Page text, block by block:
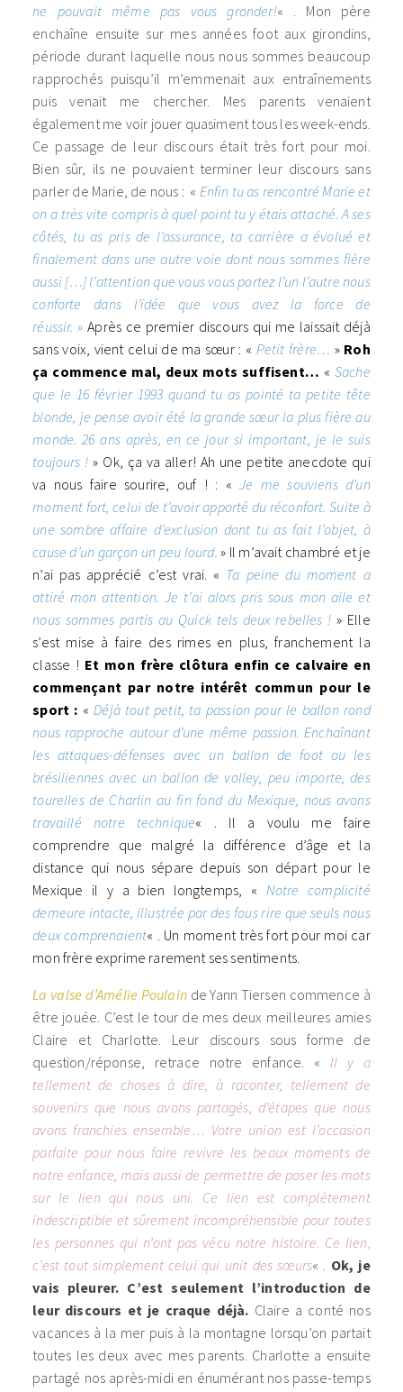
ne pouvait même pas vous gronder!« . Mon père
enchaîne ensuite sur mes années foot aux girondins,
période durant laquelle nous nous sommes beaucoup
rapprochés puisqu’il m’emmenait aux entraînements
puis venait me chercher. Mes parents venaient
également me voir jouer quasiment tous les week-ends.
Ce passage de leur discours était très fort pour moi.
Bien sûr, ils ne pouvaient terminer leur discours sans
parler de Marie, de nous : « Enfin tu as rencontré Marie et
on a très vite compris à quel point tu y étais attaché. A ses
côtés, tu as pris de l’assurance, ta carrière a évolué et
finalement dans une autre voie dont nous sommes fière
aussi […] l’attention que vous vous portez l’un l’autre nous
conforte dans l’idée que vous avez la force de
réussir. » Après ce premier discours qui me laissait déjà
sans voix, vient celui de ma sœur : « Petit frère… » Roh
ça commence mal, deux mots suffisent… « Sache
que le 16 février 1993 quand tu as pointé ta petite tête
blonde, je pense avoir été la grande sœur la plus fière au
monde. 26 ans après, en ce jour si important, je le suis
toujours ! » Ok, ça va aller! Ah une petite anecdote qui
va nous faire sourire, ouf ! : «Je me souviens d’un
moment fort, celui de t’avoir apporté du réconfort. Suite à
une sombre affaire d’exclusion dont tu as fait l’objet, à
cause d’un garçon un peu lourd. » Il m’avait chambré et je
n’ai pas apprécié c’est vrai. « Ta peine du moment a
attiré mon attention. Je t’ai alors pris sous mon aile et
nous sommes partis au Quick tels deux rebelles ! » Elle
s’est mise à faire des rimes en plus, franchement la
classe ! Et mon frère clôtura enfin ce calvaire en
commençant par notre intérêt commun pour le
sport : « Déjà tout petit, ta passion pour le ballon rond
nous rapproche autour d’une même passion. Enchaînant
les attaques-défenses avec un ballon de foot ou les
brésiliennes avec un ballon de volley, peu importe, des
tourelles de Charlin au fin fond du Mexique, nous avons
travaillé notre technique« . ll a voulu me faire
comprendre que malgré la différence d’âge et la
distance qui nous sépare depuis son départ pour le
Mexique il y a bien longtemps, « Notre complicité
demeure intacte, illustrée par des fous rire que seuls nous
deux comprenaient« . Un moment très fort pour moi car
mon frère exprime rarement ses sentiments.
La valse d’Amélie Poulainde Yann Tiersen commence à
être jouée. C’est le tour de mes deux meilleures amies
Claire et Charlotte. Leur discours sous forme de
question/réponse, retrace notre enfance. « Il y a
tellement de choses à dire, à raconter, tellement de
souvenirs que nous avons partagés, d’étapes que nous
avons franchies ensemble… Votre union est l’occasion
parfaite pour nous faire revivre les beaux moments de
notre enfance, mais aussi de permettre de poser les mots
sur le lien qui nous uni. Ce lien est complètement
indescriptible et sûrement incompréhensible pour toutes
les personnes qui n’ont pas vécu notre histoire. Ce lien,
c’est tout simplement celui qui unit des sœurs« . Ok, je
vais pleurer. C’est seulement l’introduction de
leur discours et je craque déjà. Claire a conté nos
vacances à la mer puis à la montagne lorsqu’on partait
toutes les deux avec mes parents. Charlotte a ensuite
partagé nos après-midi en énumérant nos passe-temps